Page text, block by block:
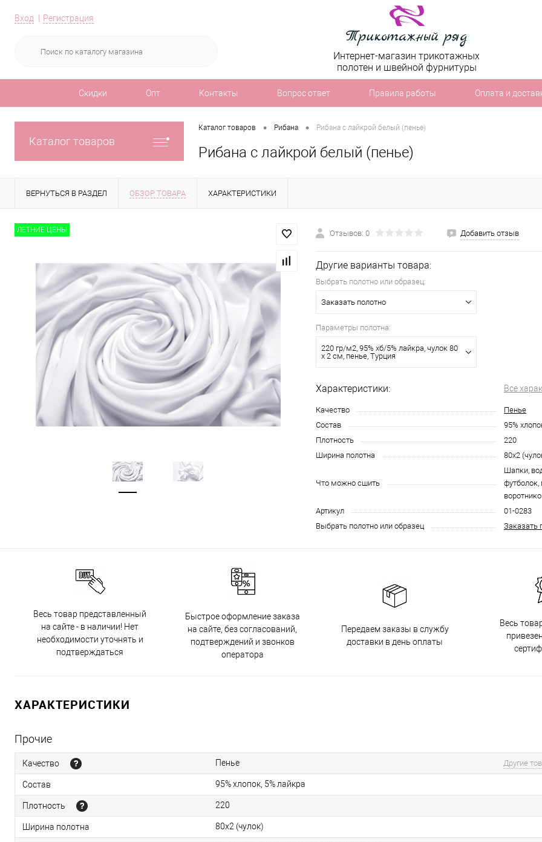
Вход Регистрация
Интернет-магазин трикотажных
полотен и швейной фурнитуры
Скидки Опт Контакты Вопрос ответ Правила работы Оплата и
Каталог товаров
Каталог товаров • Рибана • Рибана с лайкрой белый (пенье)
Рибана с лайкрой белый (пенье)
ВЕРНУТЬСЯ В РАЗДЕЛ ОБЗОР ТОВАРА ХАРАКТЕРИСТИКИ
ЛЕТНИЕ ЦЕНЫ Отзывов: 0 Добавить отзыв
Другие варианты товара:
Выбрать полотно или образец:
Заказать полотно
Параметры полотна:
220 гр/м2, 95% хб/5% лайкра, чулок 80
х 2 см, пенье, Турция
Характеристики: Все
Качество
Пенье
Состав
95%
Плотность
220
Ширина полотна
80х2
Что можно сшить
Шапки,
Артикул
01-0283
Выбрать полотно или образец
Заказать
Весь товар представленный
на сайте - в наличии! Нет
необходимости уточнять и
подтверждаться
Быстрое оформление заказа
на сайте, без согласований,
подтверждений и звонков
оператора
Передаем заказы в службу
доставки в день оплаты
Весь
ХАРАКТЕРИСТИКИ
Прочие
Качество Пенье Другие
Состав 95% хлопок, 5% лайкра
Плотность 220
Ширина полотна 80х2 (чулок)